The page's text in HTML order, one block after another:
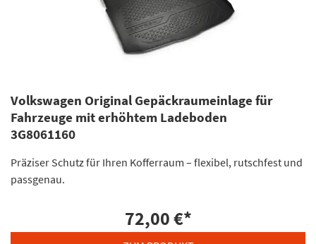
Volkswagen Original Gepäckraumeinlage für
Fahrzeuge mit erhöhtem Ladeboden
3G8061160
Präziser Schutz für Ihren Kofferraum – flexibel, rutschfest und
passgenau.
72,00 €*